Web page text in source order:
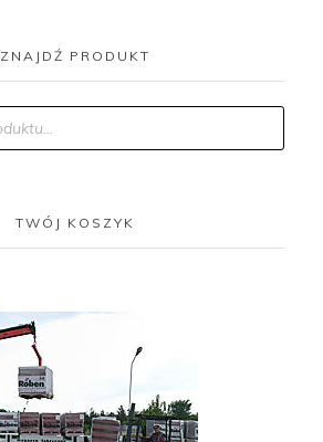
ZNAJDŹ PRODUKT
TWÓJ KOSZYK